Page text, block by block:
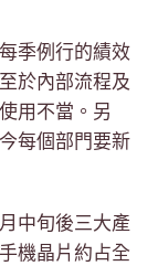
季例行的績效
於內部流程及
用不當。另
每個部門要新
中旬後三大產
機晶片約占全